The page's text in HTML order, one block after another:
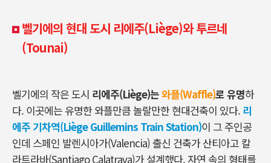
벨기에의 현대 도시 리에주(Liège)와 투르네
(Tounai)
벨기에의 작은 도시 리에주(Liège)는와플(Waffle)로 유명하
다. 이곳에는 유명한 와플만큼 놀랄만한 현대건축이 있다. 리
에주 기차역(Liège Guillemins Train Station)이 그 주인공
인데 스페인 발렌시아가(Valencia) 출신 건축가 산티아고 칼
라트라바(Santiago Calatrava)가 설계했다. 자연 속의 형태를